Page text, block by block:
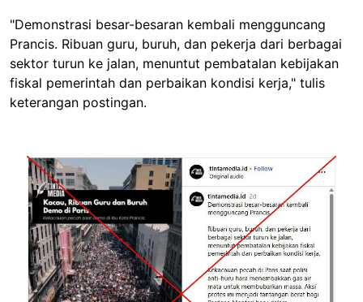
"Demonstrasi besar-besaran kembali mengguncang
Prancis. Ribuan guru, buruh, dan pekerja dari berbagai
sektor turun ke jalan, menuntut pembatalan kebijakan
fiskal pemerintah dan perbaikan kondisi kerja," tulis
keterangan postingan.
Image